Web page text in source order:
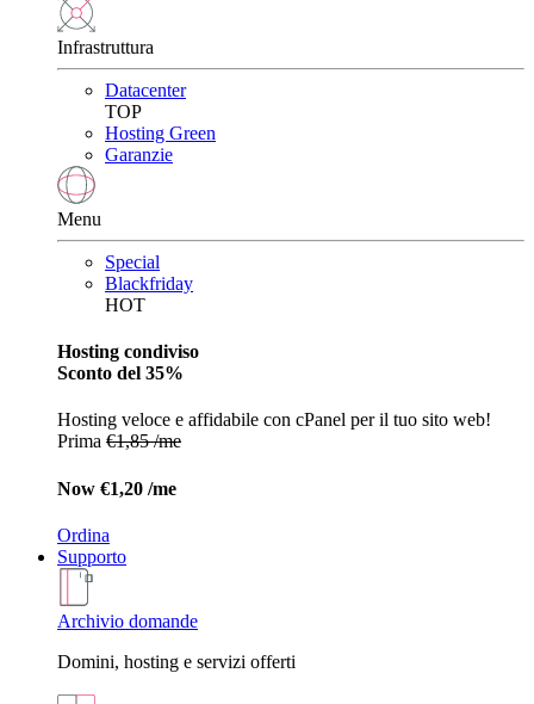
Infrastruttura
Datacenter
TOP
Hosting Green
Garanzie
Menu
Special
Blackfriday
HOT
Hosting condiviso
Sconto del 35%
Hosting veloce e affidabile con cPanel per il tuo sito web!
Prima €1,85 /me
Now €1,20 /me
Ordina
Supporto
Archivio domande
Domini, hosting e servizi offerti